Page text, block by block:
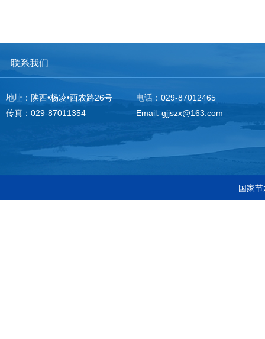
联系我们
地址：陕西•杨凌•西农路26号
电话：029-87012465
传真：029-87011354
Email: gjjszx@163.com
国家